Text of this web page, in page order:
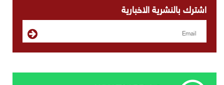
اشترك بالنشرية الاخبارية